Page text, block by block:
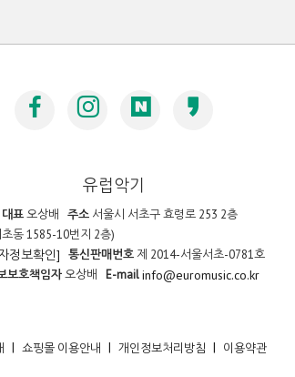
유럽악기
대표오상배 주소 서울시 서초구 효령로 253 2층
초동 1585-10번지 2층)
정보확인] 통신판매번호제 2014-서울서초-0781호
보호책임자오상배 E-mail info@euromusic.co.kr
| 쇼핑몰 이용안내 | 개인정보처리방침 | 이용약관